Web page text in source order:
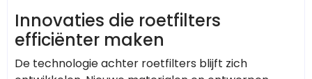
Innovaties die roetfilters
efficiënter maken
De technologie achter roetfilters blijft zich